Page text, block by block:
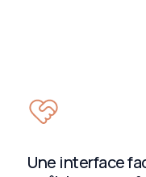
Une interface